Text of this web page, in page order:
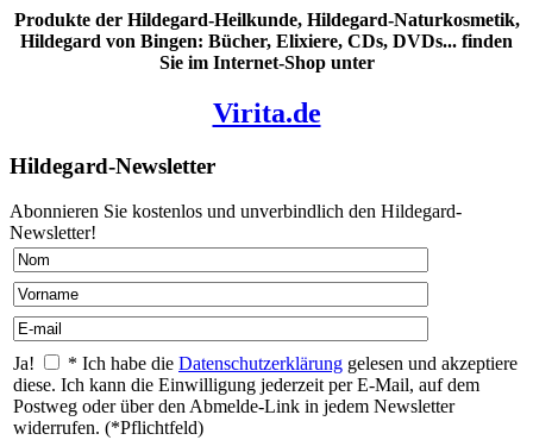
Produkte der Hildegard-Heilkunde, Hildegard-Naturkosmetik,
Hildegard von Bingen: Bücher, Elixiere, CDs, DVDs... finden
Sie im Internet-Shop unter
Virita.de
Hildegard-Newsletter
Abonnieren Sie kostenlos und unverbindlich den Hildegard-
Newsletter!
Ja! * Ich habe die Datenschutzerklärung gelesen und akzeptiere
diese. Ich kann die Einwilligung jederzeit per E-Mail, auf dem
Postweg oder über den Abmelde-Link in jedem Newsletter
widerrufen. (*Pflichtfeld)